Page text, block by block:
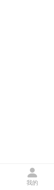
我的